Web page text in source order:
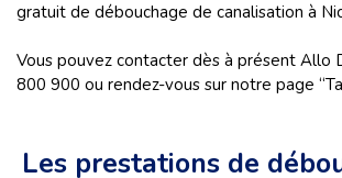
gratuit de débouchage de canalisation à
Vous pouvez contacter dès à présent Allo
800 900 ou rendez-vous sur notre page
Les prestations de